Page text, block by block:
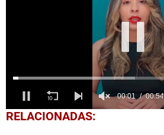
0
seconds
RELACIONADAS: